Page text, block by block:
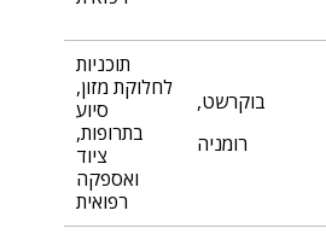
בוקרשט,
רומניה
תוכניות
לחלוקת מזון,
סיוע
בתרופות,
ציוד
ואספקה
רפואית